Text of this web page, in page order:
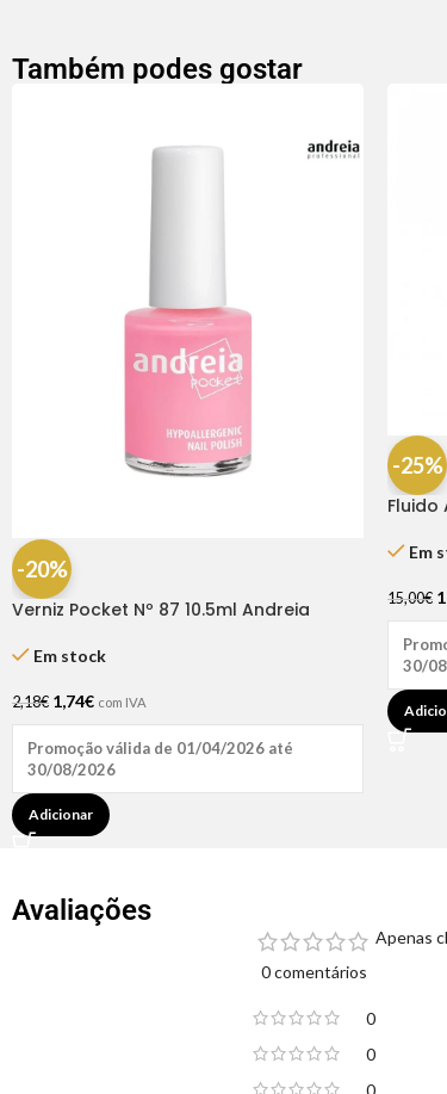
Também podes gostar
-20%
Verniz Pocket Nº 87 10.5ml Andreia
Em stock
2,18€ 1,74€ com IVA
Promoção válida de 01/04/2026 até
30/08/2026
Adicionar
-25%
Fluido
Em
15,00€
30/
Avaliações
0 comentários
0
0
0
Apenas